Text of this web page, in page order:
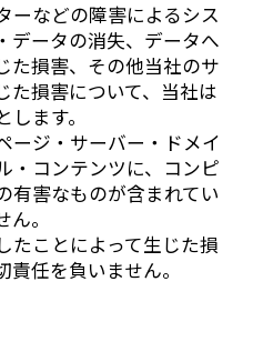
ーなどの障害によるシス
データの消失、データへ
た損害、その他当社のサ
た損害について、当社は
ます。
ージ・サーバー・ドメイ
・コンテンツに、コンピ
有害なものが含まれてい
。
たことによって生じた損
任を負いません。